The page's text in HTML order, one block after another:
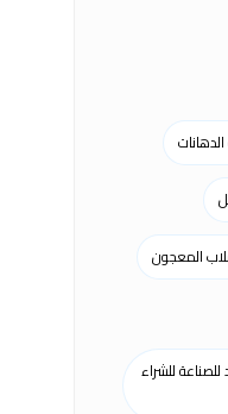
المعجون
للصناعة للشراء